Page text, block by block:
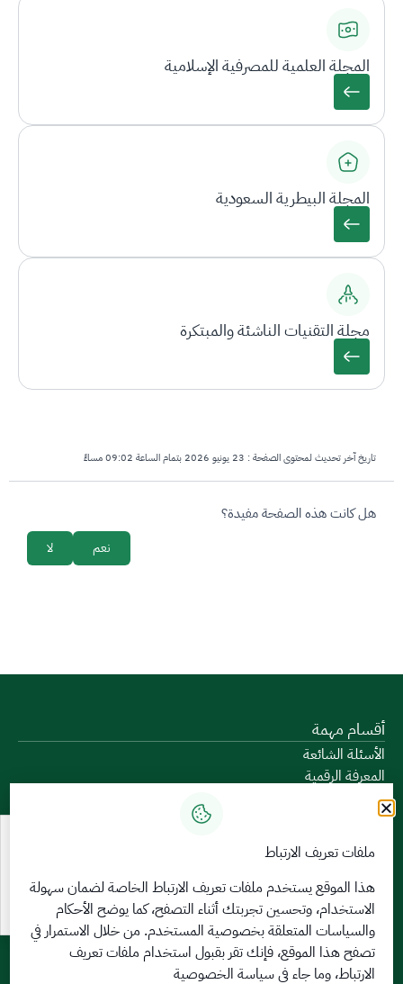
المجلة العلمية للمصرفية الإسلامية
المجلة البيطرية السعودية
مجلة التقنيات الناشئة والمبتكرة
تاريخ آخر تحديث لمحتوى الصفحة : 23 يونيو 2026 بتمام الساعة 09:02 مساءً
survey_v2
هل كانت هذه الصفحة مفيدة؟
لا نعم
أقسام مهمة
الأسئلة الشائعة
المعرفة الرقمية
دليل الخدمات
المشاركة الإلكترونية
البيانات المفتوحة
السياسات واللوائح
تواصل معنا
الخدمات الإلكترونية
بوابة الدخول الموحد
بوابة الزوار
ملفات تعريف الارتباط
هذا الموقع يستخدم ملفات تعريف الارتباط الخاصة لضمان سهولة
الاستخدام، وتحسين تجربتك أثناء التصفح، كما يوضح الأحكام
والسياسات المتعلقةبخصوصية المستخدم. من خلال الاستمرار في
تصفح هذا الموقع، فإنك تقر بقبول استخدام ملفات تعريف
الارتباط، وما جاء في سياسة الخصوصية